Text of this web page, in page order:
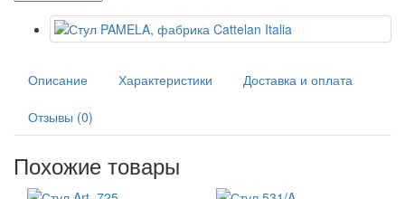
Описание Характеристики Доставка и оплата
Отзывы (0)
Похожие товары